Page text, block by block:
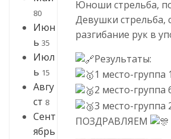
80
Июн
ь 35
Июл
ь 15
Авгу
ст 8
Сент
ябрь
Юноши стрельба,
Девушки стрельба,
разгибание рук в
Результаты:
1 место-группа
2 место-группа
3 место-группа
ПОЗДРАВЛЯЕМ